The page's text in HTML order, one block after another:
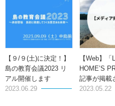
【９/９(土)に決定！】
島の教育会議2023 リ
アル開催します
2023.06.29
【Web】「
HOME’S
記事が掲載
2023.05.22